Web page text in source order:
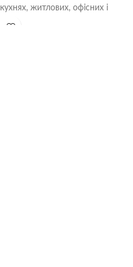
кухнях, житлових, офісних і